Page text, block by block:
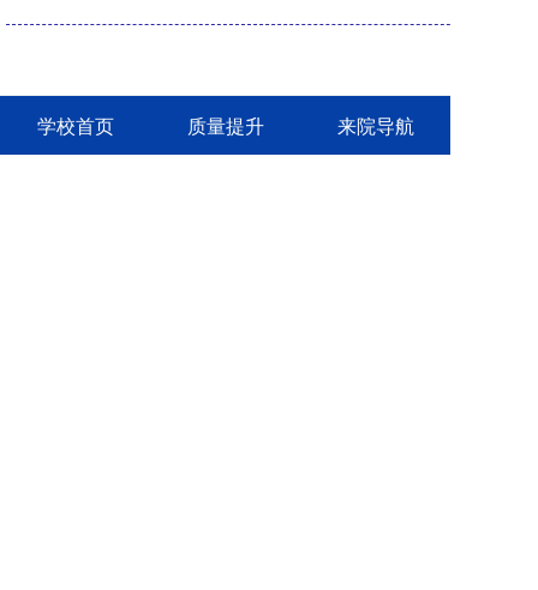
下一篇:世界读书日，我们在行动~~
学校首页 质量提升 来院导航